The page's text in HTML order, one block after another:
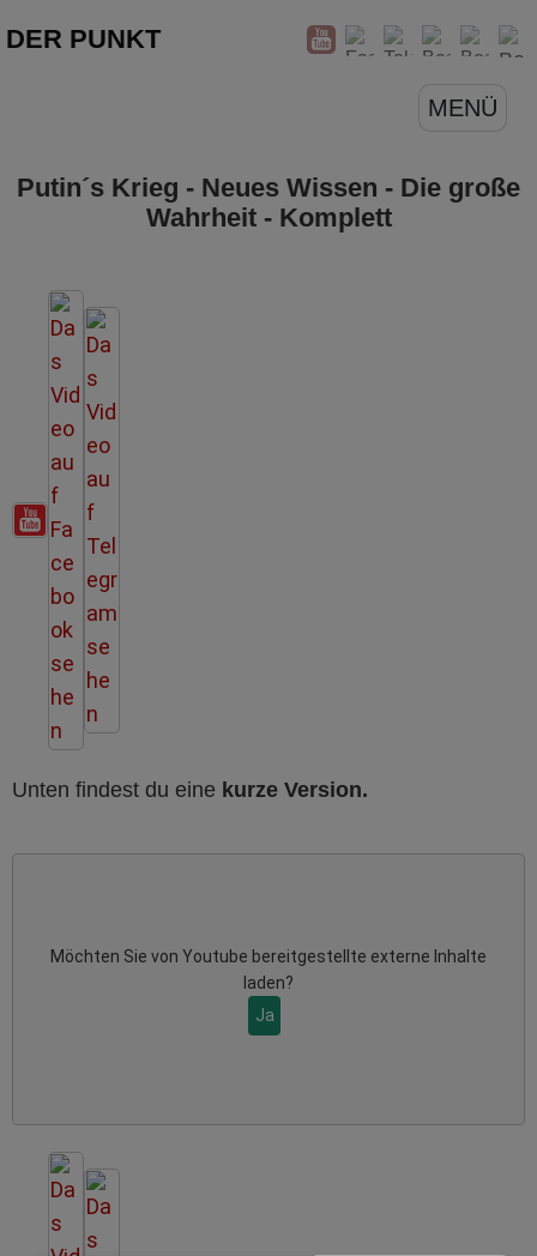
DER PUNKT
MENÜ
Putin´s Krieg - Neues Wissen - Die große
Wahrheit - Komplett
Unten findest du eine kurze Version.
Möchten Sie von Youtube bereitgestellte externe Inhalte
laden?
Ja